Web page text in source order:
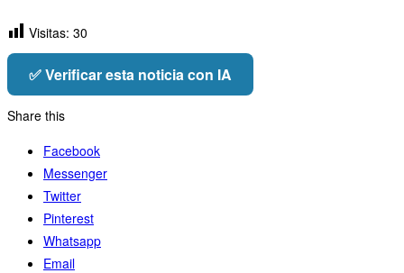
Visitas: 30
✅ Verificar esta noticia con IA
Share this
Facebook
Messenger
Twitter
Pinterest
Whatsapp
Email